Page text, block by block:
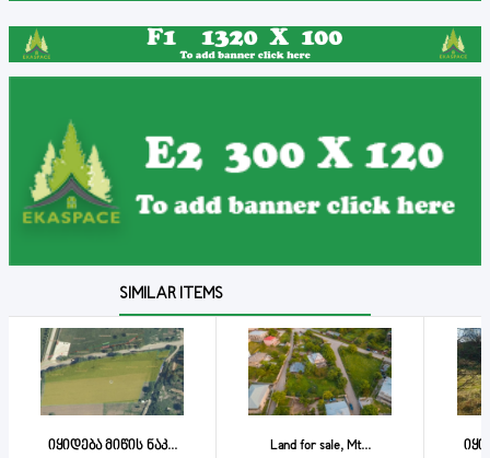
SIMILAR ITEMS
იყიდება მიწის ნაკ... Land for sale, Mt...